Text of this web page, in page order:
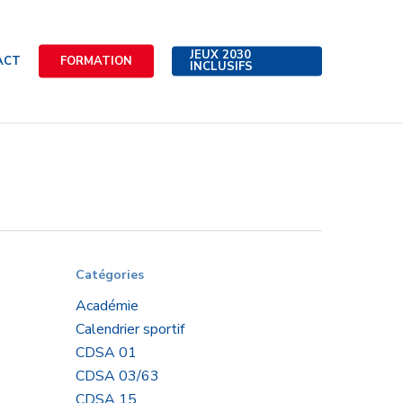
FORMATION JEUX 2030
INCLUSIFS
Catégories
Académie
Calendrier sportif
CDSA 01
CDSA 03/63